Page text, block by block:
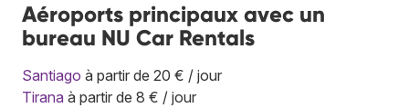
Aéroports principaux avec un
bureau NU Car Rentals
Santiago à partir de 20 € / jour
Tirana à partir de 8 € / jour